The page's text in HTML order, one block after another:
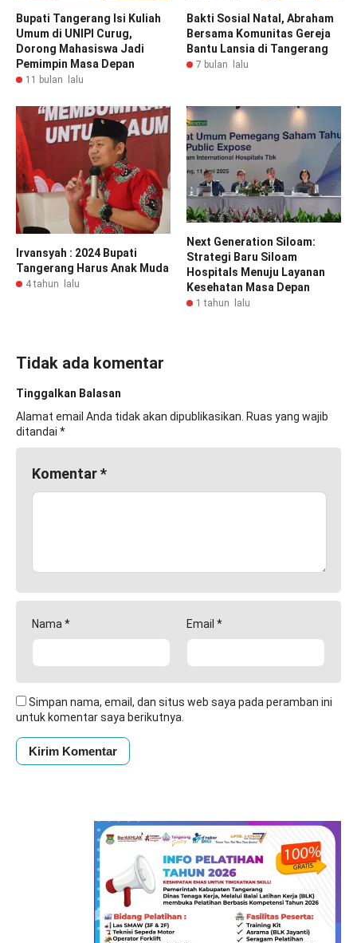
Bupati Tangerang Isi Kuliah
Umum di UNIPI Curug,
Dorong Mahasiswa Jadi
Pemimpin Masa Depan
11 bulan lalu
Bakti Sosial Natal, Abraham
Bersama Komunitas Gereja
Bantu Lansia di Tangerang
7 bulan lalu
Irvansyah : 2024 Bupati
Tangerang Harus Anak Muda
4 tahun lalu
Next Generation Siloam:
Strategi Baru Siloam
Hospitals Menuju Layanan
Kesehatan Masa Depan
1 tahun lalu
Tidak ada komentar
Tinggalkan Balasan
Alamat email Anda tidak akan dipublikasikan. Ruas yang wajib
ditandai *
Komentar*
Nama * Email *
Simpan nama, email, dan situs web saya pada peramban ini
untuk komentar saya berikutnya.